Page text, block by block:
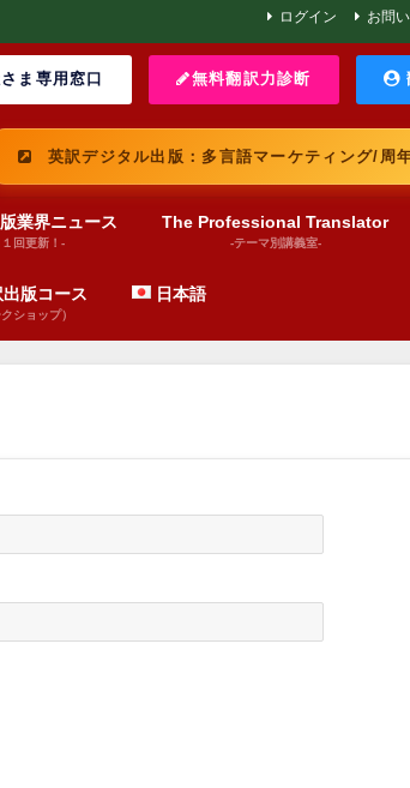
ログイン お問
ま専用窓口 無料翻訳力診断
英訳デジタル出版：多言語マーケティング/周
業界ニュース
回更新！-
The Professional Translator
-テーマ別講義室-
版コース
ショップ）
日本語